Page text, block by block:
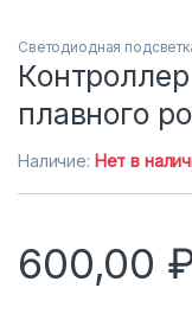
Светодиодная
плавного
Наличие: Нет в
600,00